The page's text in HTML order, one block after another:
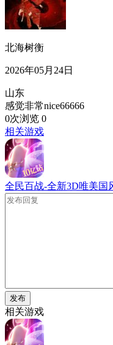
北海树衡
2026年05月24日
山东
感觉非常nice66666
0次浏览 0
相关游戏
全民百战-全新3D唯美国
发布
相关游戏